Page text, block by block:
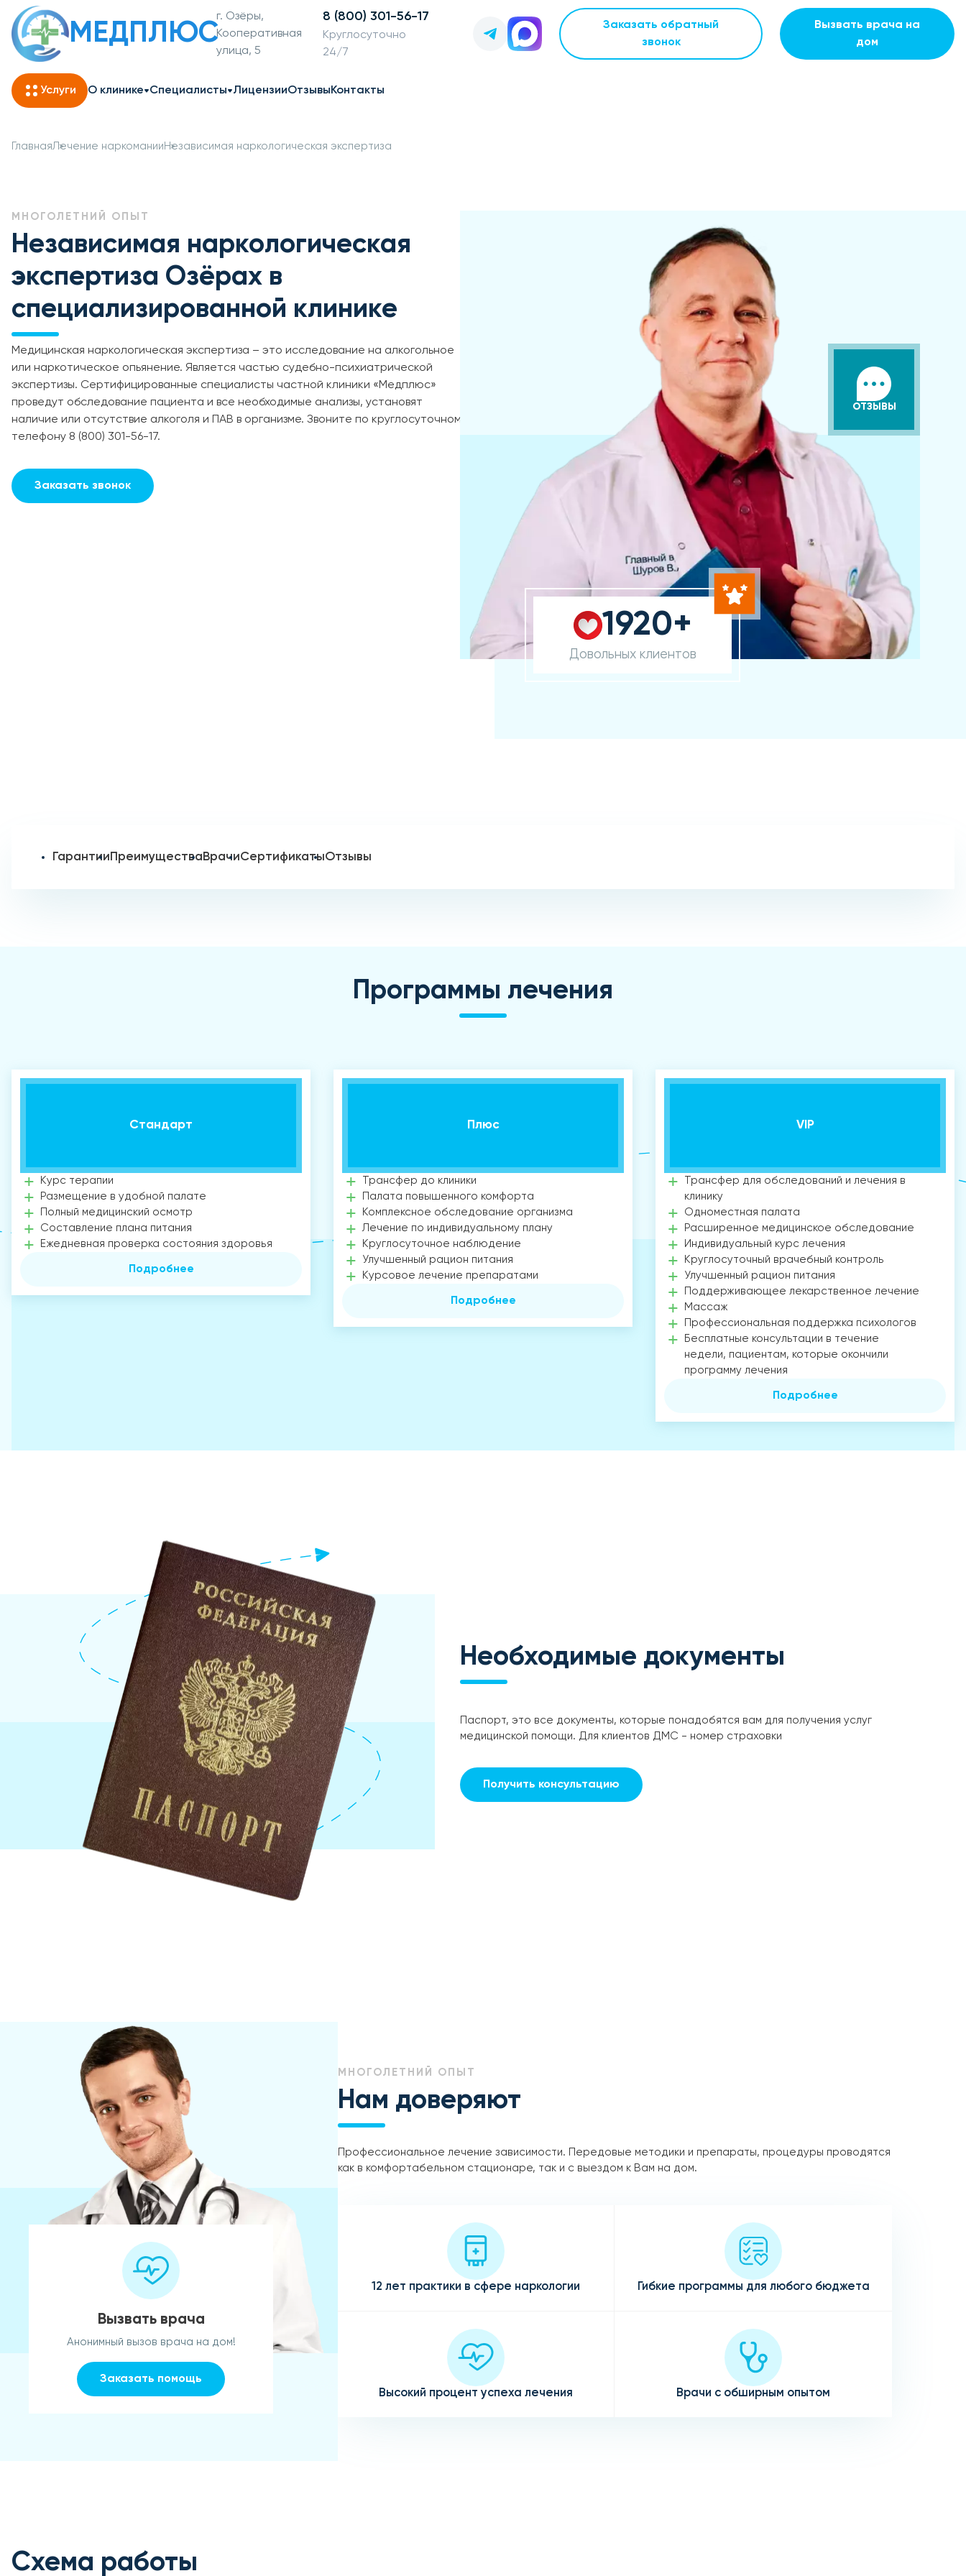
МЕДПЛЮС
г. Озёры,
Кооперативная
улица, 5
8 (800) 301-56-17
Круглосуточно
24/7
Заказать обратный
звонок
Вызвать врача на
дом
Услуги О клинике Специалисты ЛицензииОтзывыКонтакты
ГлавнаяЛечение наркомании Независимая наркологическая экспертиза
МНОГОЛЕТНИЙ ОПЫТ
Независимая наркологическая
экспертиза Озёрах в
специализированной клинике
Медицинская наркологическая экспертиза – это исследование на алкогольное
или наркотическое опьянение. Является частью судебно-психиатрической
экспертизы. Сертифицированные специалисты частной клиники «Медплюс»
проведут обследование пациента и все необходимые анализы, установят
наличие или отсутствие алкоголя и ПАВ в организме. Звоните по круглосуточному
телефону 8 (800) 301-56-17.
Заказать звонок
1920+
Довольных клиентов
ОТЗЫВЫ
ГарантииПреимуществаВрачиСертификатыОтзывы
Программы лечения
Стандарт
Курс терапии
Размещение в удобной палате
Полный медицинский осмотр
Составление плана питания
Ежедневная проверка состояния здоровья
Подробнее
Плюс
Трансфер до клиники
Палата повышенного комфорта
Комплексное обследование организма
Лечение по индивидуальному плану
Круглосуточное наблюдение
Улучшенный рацион питания
Курсовое лечение препаратами
Подробнее
VIP
Трансфер для обследований и лечения в
клинику
Одноместная палата
Расширенное медицинское обследование
Индивидуальный курс лечения
Круглосуточный врачебный контроль
Улучшенный рацион питания
Поддерживающее лекарственное лечение
Массаж
Профессиональная поддержка психологов
Бесплатные консультации в течение
недели, пациентам, которые окончили
программу лечения
Подробнее
Необходимые документы
Паспорт, это все документы, которые понадобятся вам для получения услуг
медицинской помощи. Для клиентов ДМС - номер страховки
Получить консультацию
Вызвать врача
Анонимный вызов врача на дом!
Заказать помощь
МНОГОЛЕТНИЙ ОПЫТ
Нам доверяют
Профессиональное лечение зависимости. Передовые методики и препараты, процедуры проводятся
как в комфортабельном стационаре, так и с выездом к Вам на дом.
12 лет практики в сфере наркологии Гибкие программы для любого бюджета
Высокий процент успеха лечения Врачи с обширным опытом
Схема работы